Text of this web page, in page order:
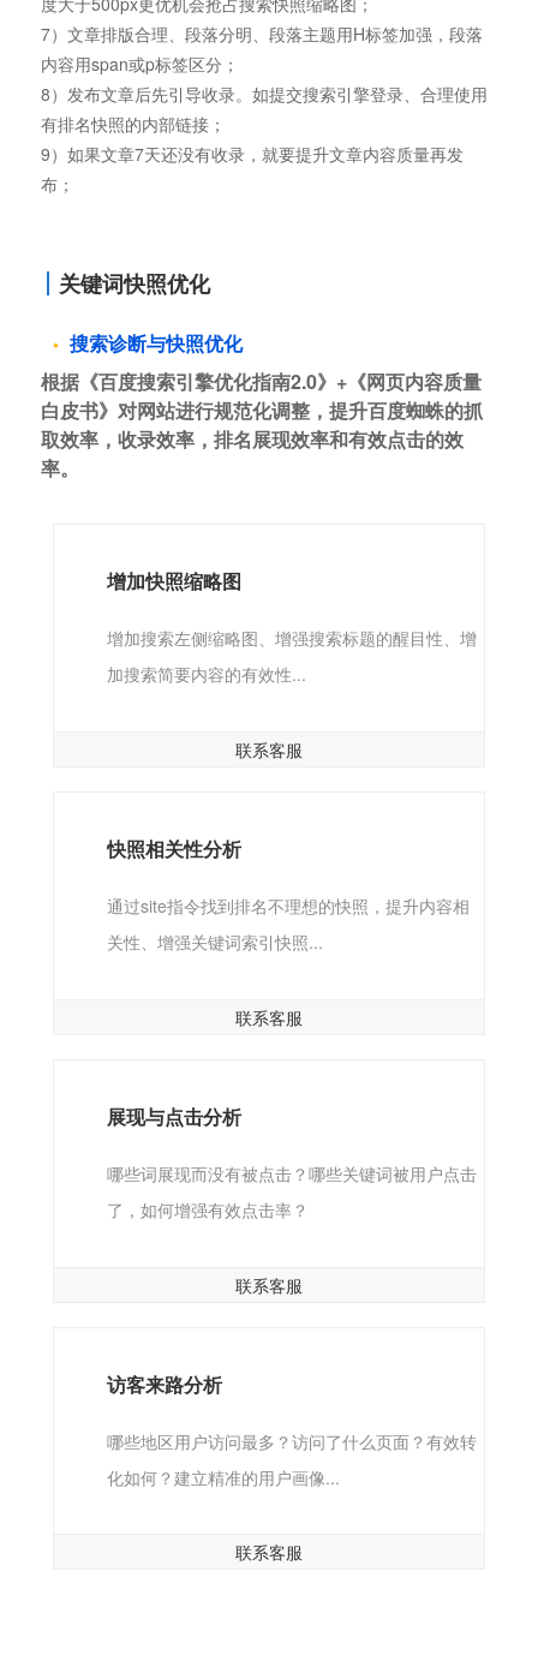
7）文章排版合理、段落分明、段落主题用H标签加强，段落
内容用span或p标签区分；
8）发布文章后先引导收录。如提交搜索引擎登录、合理使用
有排名快照的内部链接；
9）如果文章7天还没有收录，就要提升文章内容质量再发
布；
关键词快照优化
搜索诊断与快照优化
根据《百度搜索引擎优化指南2.0》+《网页内容质量
白皮书》对网站进行规范化调整，提升百度蜘蛛的抓
取效率，收录效率，排名展现效率和有效点击的效
率。
增加快照缩略图
增加搜索左侧缩略图、增强搜索标题的醒目性、增
加搜索简要内容的有效性...
联系客服
快照相关性分析
通过site指令找到排名不理想的快照，提升内容相
关性、增强关键词索引快照...
联系客服
展现与点击分析
哪些词展现而没有被点击？哪些关键词被用户点击
了，如何增强有效点击率？
联系客服
访客来路分析
哪些地区用户访问最多？访问了什么页面？有效转
化如何？建立精准的用户画像...
联系客服